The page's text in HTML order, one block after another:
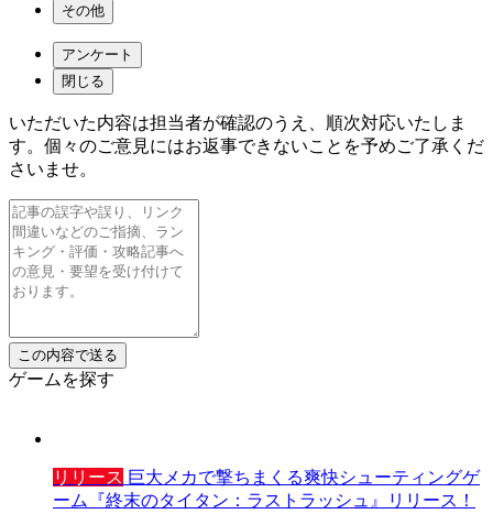
その他
アンケート
閉じる
いただいた内容は担当者が確認のうえ、順次対応いたしま
す。個々のご意見にはお返事できないことを予めご了承くだ
さいませ。
ゲームを探す
リリース 巨大メカで撃ちまくる爽快シューティングゲ
ーム『終末のタイタン：ラストラッシュ』リリース！